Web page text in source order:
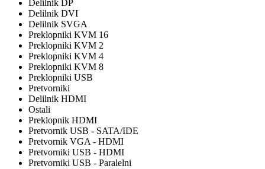
Delilnik DP
Delilnik DVI
Delilnik SVGA
Preklopniki KVM 16
Preklopniki KVM 2
Preklopniki KVM 4
Preklopniki KVM 8
Preklopniki USB
Pretvorniki
Delilnik HDMI
Ostali
Preklopnik HDMI
Pretvornik USB - SATA/IDE
Pretvornik VGA - HDMI
Pretvorniki USB - HDMI
Pretvorniki USB - Paralelni